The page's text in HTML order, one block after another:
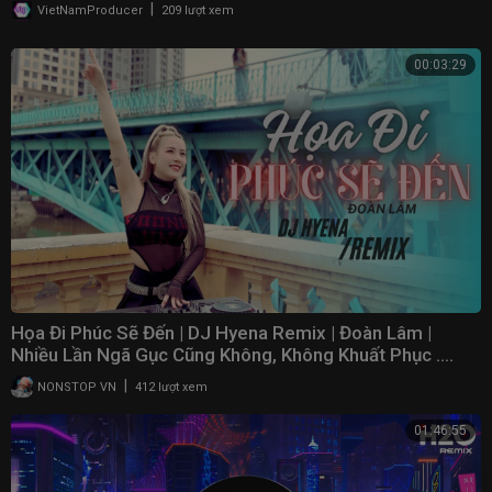
- Mix Vocla: Hoàng Mee (Acoustic) - DJ Vân Sully (Vinahouse)
- Cameraman: Chiến Nguyễn, Kendy Phạm
- Lighting: Team Anh 9
- Camera Sub: Rạng Nguyễn, Nguyễn Hữu Trí
- Model: Bùi Công Duy Quang (Playback Guitar)
- Make Up: Nguyễn Hải Anh
- Hair: Nguyễn Hải Anh
- Production Assistant: Việt Hùng
- Film Editing: Ryca.N89
- Color Edition: Ryca.N89
- Master MV: Ryca.N89
Mv được quay tại Căn Hộ Sài Gòn Mia - đường 9A Khu Trung Sơn - Bình
Hưng - Bình Chánh (Cảm Ơn rất nhiều).
Cảm ơn tất cả các anh chị em đã hổ trợ Vĩnh Thuyên Kim hoàn thành MV
MV là sản phẩm Độc Quyền tại kênh Youtube của Vĩnh Thuyên Kim
Officical thuộc Network METUB, nghiêm cấm sử dụng, sao chép đăng
tải trên các kênh youtube khac dưới mọi hình thức. Nếu xảy ra vấn đề
nói trên, kênh youtube của bạn bị Report, chúng tôi không chịu trách
VietNamProducer 209 lượt xem
00:03:29
Họa Đi Phúc Sẽ Đến | DJ Hyena Remix | Đoàn Lâm |
Nhiều Lần Ngã Gục Cũng Không, Không Khuất Phục ....
NONSTOP VN 412 lượt xem
01:46:55